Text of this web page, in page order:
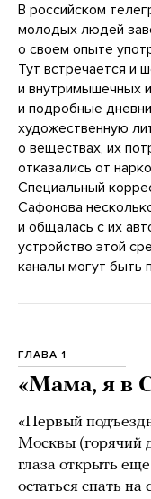
В российском
молодых людей
о своем опыте
Тут встречается и
и внутримышечных
и подробные
художественную
о веществах, их
отказались от
Специальный
Сафонова
и общалась с их
устройство этой
каналы могут быть
ГЛАВА 1
«Мама, я в
«Первый
Москвы (горячий
глаза открыть
остаться спать